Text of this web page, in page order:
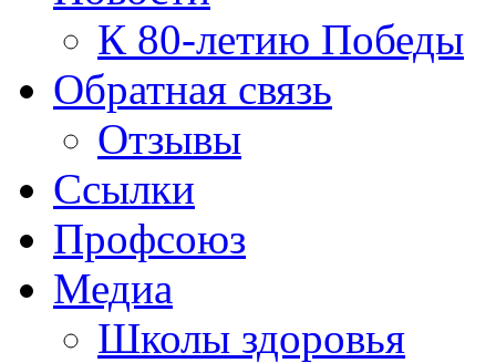
К 80-летию Победы
Обратная связь
Отзывы
Ссылки
Профсоюз
Медиа
Школы здоровья